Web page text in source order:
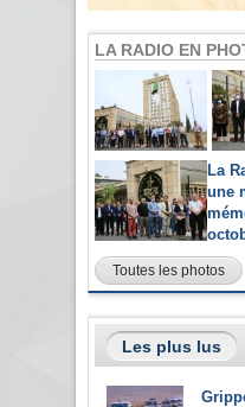
LA RADIO EN
La
une
Toutes les photos
Les plus lus